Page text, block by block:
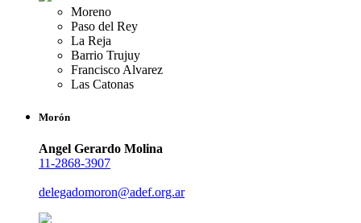
Moreno
Paso del Rey
La Reja
Barrio Trujuy
Francisco Alvarez
Las Catonas
Morón
Angel Gerardo Molina
11-2868-3907
delegadomoron@adef.org.ar